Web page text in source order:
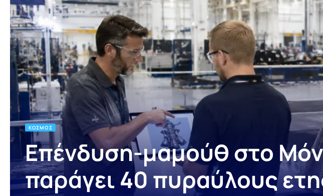
ΚΌΣΜΟΣ
Επένδυση-μαμούθ στο
παράγει 40 πυραύλους